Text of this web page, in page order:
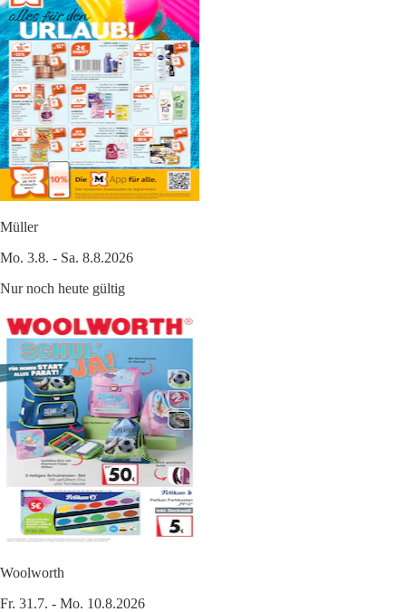
Müller
Mo. 3.8. - Sa. 8.8.2026
Nur noch heute gültig
Woolworth
Fr. 31.7. - Mo. 10.8.2026